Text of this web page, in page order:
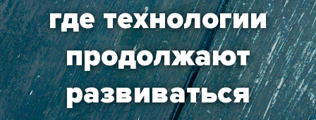
где технологии
продолжают
развиваться